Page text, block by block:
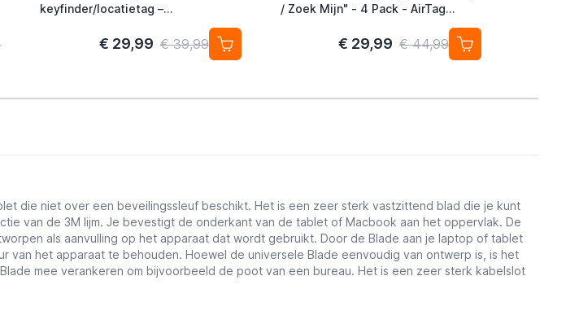
keyfinder/locatietag –
Android/Google Find My Device –
€ 29,99 € 39,99
/ Zoek Mijn" - 4 Pack - AirTag
€ 29,99 € 44,99
die niet over een beveilingssleuf beschikt. Het is een zeer sterk vastzittend blad die je kunt
van de 3M lijm. Je bevestigt de onderkant van de tablet of Macbook aan het oppervlak. De
als aanvulling op het apparaat dat wordt gebruikt. Door de Blade aan je laptop of tablet
het apparaat te behouden. Hoewel de universele Blade eenvoudig van ontwerp is, is het
mee verankeren om bijvoorbeeld de poot van een bureau. Het is een zeer sterk kabelslot